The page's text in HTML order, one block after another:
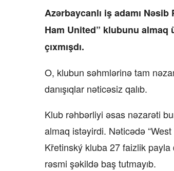
Azərbaycanlı iş adamı
Ham United” klubunu
çıxmışdı.
O, klubun səhmlərinə tam
danışıqlar nəticəsiz qalıb.
Klub rəhbərliyi əsas nəzarəti
almaq istəyirdi. Nəticədə
Křetinský kluba 27 faizlik
rəsmi şəkildə baş tutmayıb.